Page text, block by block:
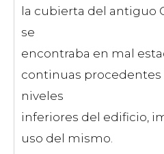
la cubierta del antiguo
se
encontraba en mal
continuas procedentes
niveles
inferiores del edificio,
uso del mismo.